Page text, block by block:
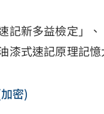
記新多益檢定」
漆式速記原理記
密)